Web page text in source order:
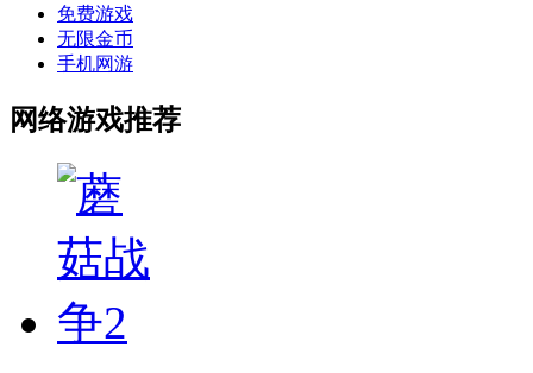
免费游戏
无限金币
手机网游
网络游戏推荐